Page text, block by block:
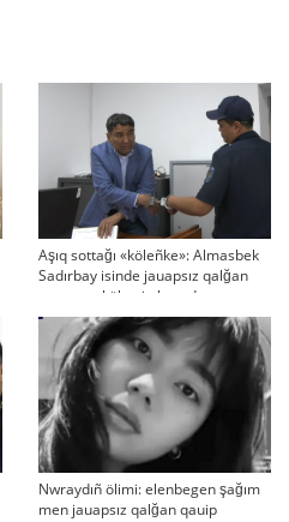
Aşıq sottağı «köleñke»: Almasbek
Sadırbay isinde jauapsız qalğan
swraqtar köbeyip baradı
Nwraydıñ ölimi: elenbegen şağım
men jauapsız qalğan qauip